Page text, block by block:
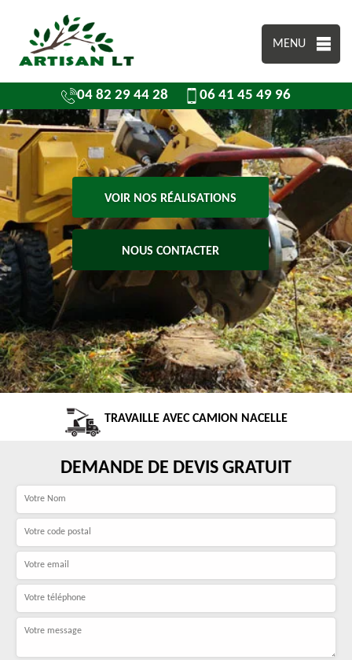
MENU
04 82 29 44 28 06 41 45 49 96
VOIR NOS RÉALISATIONS
NOUS CONTACTER
TRAVAILLE AVEC CAMION NACELLE
DEMANDE DE DEVIS GRATUIT